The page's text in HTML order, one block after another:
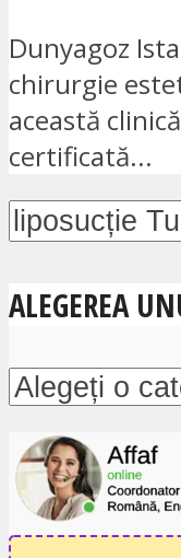
Dunyagoz
chirurgie
această
certificată...
ALEGEREA